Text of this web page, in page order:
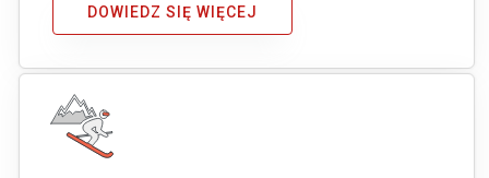
DOWIEDZ SIĘ WIĘCEJ